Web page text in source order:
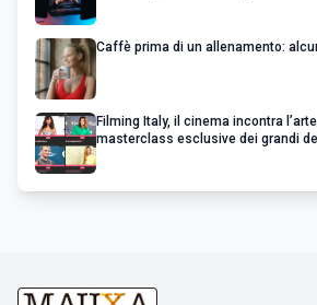
Caffè prima di un allenamento:
Filming Italy, il cinema incontra
masterclass esclusive dei grandi